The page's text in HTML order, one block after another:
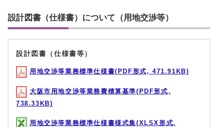
設計図書（仕様書）について（用地交渉等）
設計図書（仕様書等）
用地交渉等業務標準仕様書(PDF形式, 471.91KB)
大阪市用地交渉等業務費積算基準(PDF形式,
738.33KB)
用地交渉等業務標準仕様書様式集(XLSX形式,